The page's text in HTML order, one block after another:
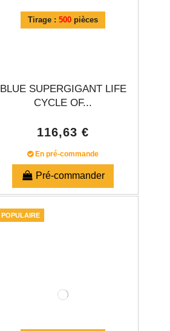
Tirage :500 pièces
BLUE SUPERGIGANT LIFE
CYCLE OF...
116,63 €
En pré-commande
Pré-commander
POPULAIRE